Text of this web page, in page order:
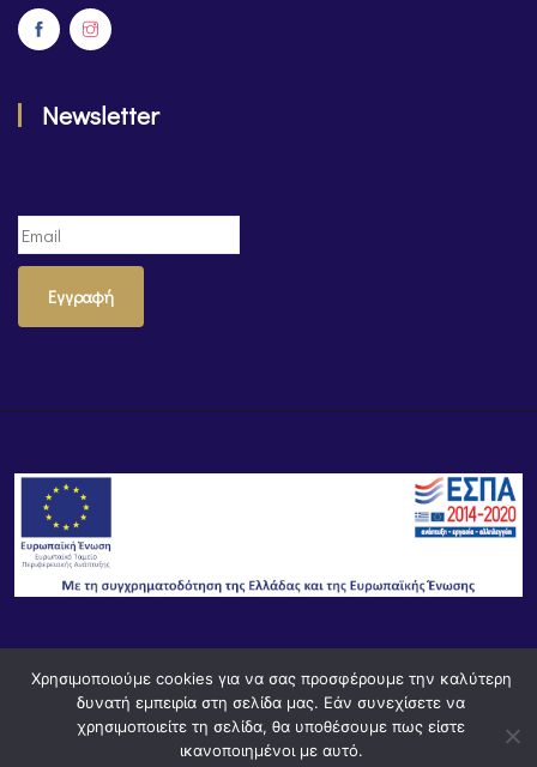
Newsletter
Εγγραφή
Χρησιμοποιούμε cookies για να σας προσφέρουμε την καλύτερη
δυνατή εμπειρία στη σελίδα μας. Εάν συνεχίσετε να
χρησιμοποιείτε τη σελίδα, θα υποθέσουμε πως είστε
ικανοποιημένοι με αυτό.